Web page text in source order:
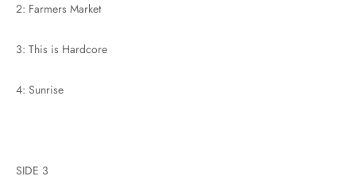
2: Farmers Market
3: This is Hardcore
4: Sunrise
SIDE 3